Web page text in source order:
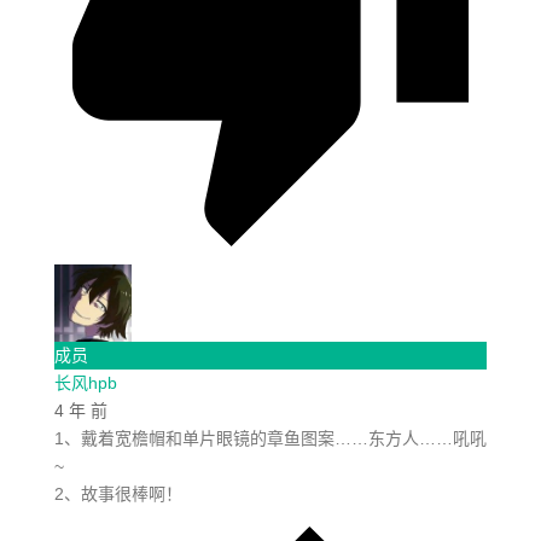
成员
长风hpb
4 年 前
1、戴着宽檐帽和单片眼镜的章鱼图案……东方人……吼吼
~
2、故事很棒啊！